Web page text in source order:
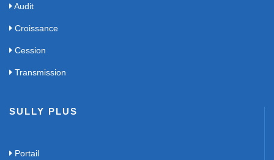
Audit
Croissance
Cession
Transmission
SULLY PLUS
Portail